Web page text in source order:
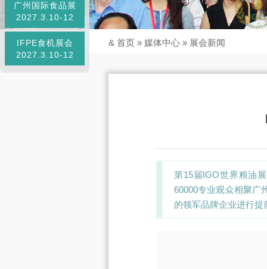
广州国际食品展
2027.3.10-12
IFPE食机展会
2027.3.10-12
& 首页 » 媒体中心 » 展会新闻
第15届IGO世界粮油
60000专业观众相聚广
的领军品牌企业进行